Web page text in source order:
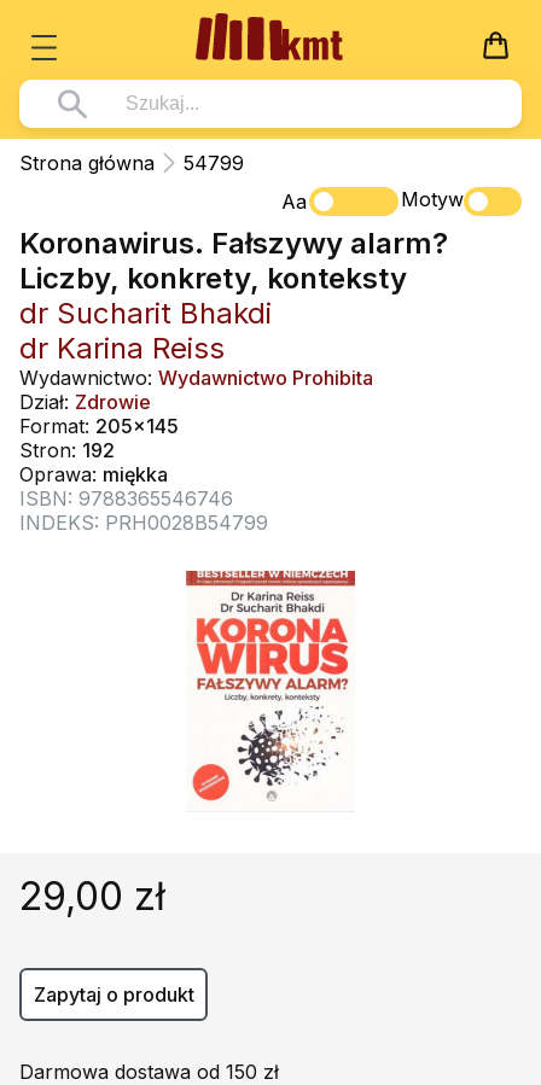
Książki
Wszystko z kategorii - Książki
Pismo Święte
Kościół Katolicki
Duszpasterstwo
Teologia
Życie chrześcijańskie
Duchowość
Literatura piękna
Książki obcojęzyczne
Poradniki, leksykony...
Podręczniki szkolne
Wszystko z kategorii - Multimedia
DVD
CD-ROM
Muzyka
Rekolekcje i inne na CD
Śpiew i modlitwa
Muzyka klasyczna
Dla Dzieci
Wszystko z kategorii - Dla Dzieci
Literatura (D)
Płyty, DVD (D)
Podręczniki i pomoce dydaktyczne
Podręczniki
Wszystko z kategorii - Podręczniki
Podręczniki i pomoce dydaktyczne
Zabawa i Nauka
Nowości
Zaloguj się
Strona główna
54799
Aa
Motyw
Koronawirus. Fałszywy alarm?
Liczby, konkrety, konteksty
dr Sucharit Bhakdi
dr Karina Reiss
Wydawnictwo: Wydawnictwo Prohibita
Dział: Zdrowie
Format: 205x145
Stron: 192
Oprawa: miękka
ISBN: 9788365546746
INDEKS: PRH0028B54799
29,00 zł
Zapytaj o produkt
Darmowa dostawa od 150 zł